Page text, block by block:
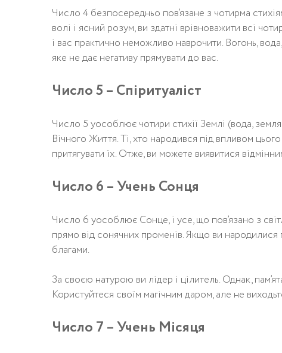
Число 4 безпосередньо пов’язане з чотирма
волі і ясний розум, ви здатні врівноважити всі
і вас практично неможливо наврочити. Вогонь,
яке не дає негативу прямувати до вас.
Число 5 – Спіритуаліст
Число 5 уособлює чотири стихії Землі (вода,
Вічного Життя. Ті, хто народився під впливом
притягувати їх. Отже, ви можете виявитися
Число 6 – Учень Сонця
Число 6 уособлює Сонце, і усе, що пов’язано з
прямо від сонячних променів. Якщо ви
благами.
За своєю натурою ви лідер і цілитель. Однак,
Користуйтеся своїм магічним даром, але не
Число 7 – Учень Місяця